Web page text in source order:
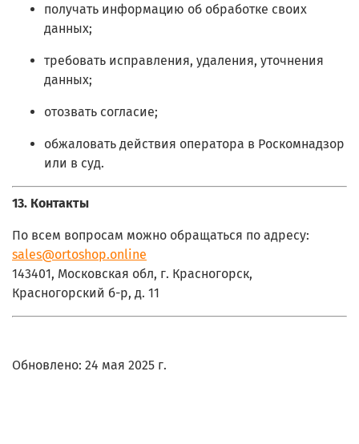
получать информацию об обработке своих
данных;
требовать исправления, удаления, уточнения
данных;
отозвать согласие;
обжаловать действия оператора в Роскомнадзор
или в суд.
13. Контакты
По всем вопросам можно обращаться по адресу:
sales@ortoshop.online
143401, Московская обл, г. Красногорск,
Красногорский б-р, д. 11
Обновлено: 24 мая 2025 г.